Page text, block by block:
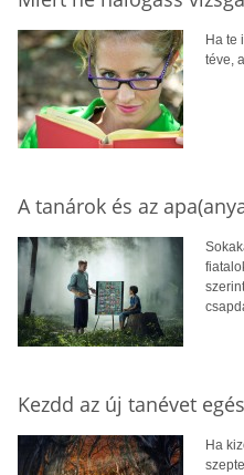
Ha te
téve,
A tanárok és az
Kezdd az új tanévet
Ha